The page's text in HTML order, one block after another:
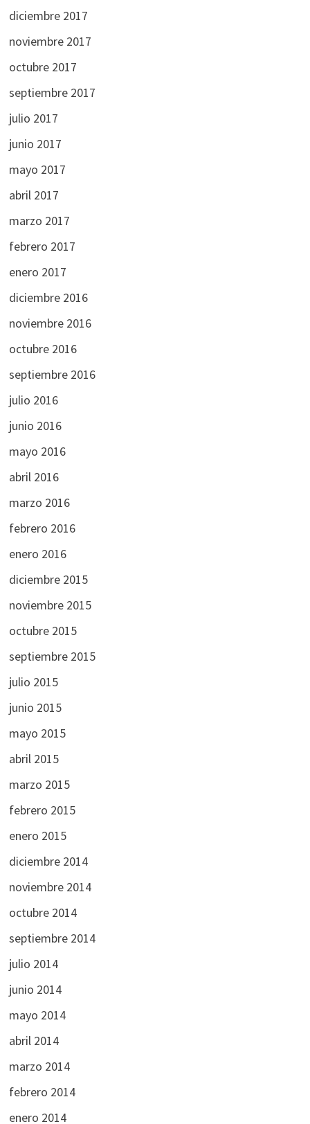
diciembre 2017
noviembre 2017
octubre 2017
septiembre 2017
julio 2017
junio 2017
mayo 2017
abril 2017
marzo 2017
febrero 2017
enero 2017
diciembre 2016
noviembre 2016
octubre 2016
septiembre 2016
julio 2016
junio 2016
mayo 2016
abril 2016
marzo 2016
febrero 2016
enero 2016
diciembre 2015
noviembre 2015
octubre 2015
septiembre 2015
julio 2015
junio 2015
mayo 2015
abril 2015
marzo 2015
febrero 2015
enero 2015
diciembre 2014
noviembre 2014
octubre 2014
septiembre 2014
julio 2014
junio 2014
mayo 2014
abril 2014
marzo 2014
febrero 2014
enero 2014